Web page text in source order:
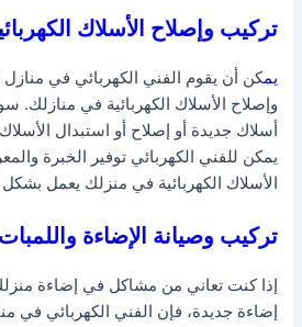
تركيب وإصلاح الأسلاك
يمكن أن يقوم الفني الكهربائي في منازل
وإصلاح الأسلاك الكهربائية في منازلك.
أسلاك جديدة أو إصلاح أو استبدال الأسلاك
يمكن للفني الكهربائي توفير الخبرة
الأسلاك الكهربائية في منزلك يعمل
تركيب وصيانة الإضاءة واللمبات
إذا كنت تعاني من مشاكل في إضاءة
إضاءة جديدة، فإن الفني الكهربائي في